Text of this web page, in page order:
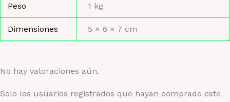
Peso 1 kg
Dimensiones 5 × 6 × 7 cm
No hay valoraciones aún.
Solo los usuarios registrados que hayan comprado este